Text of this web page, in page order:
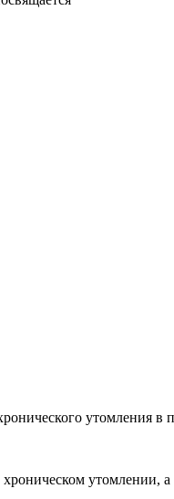
утомления